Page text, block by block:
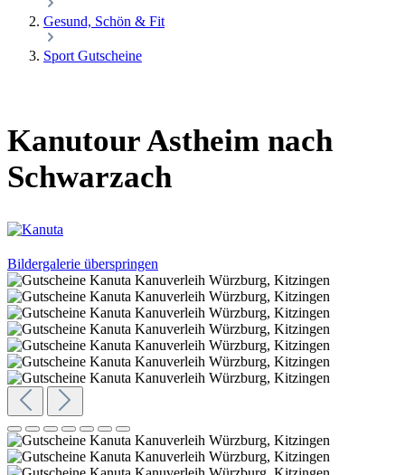
Gesund, Schön & Fit
Sport Gutscheine
Kanutour Astheim nach
Schwarzach
Bildergalerie überspringen